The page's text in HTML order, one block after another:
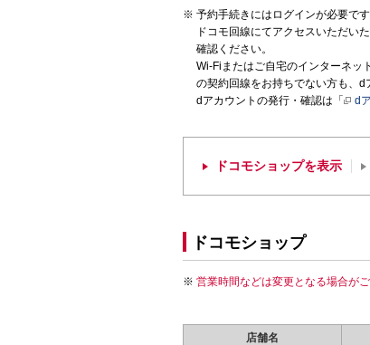
予約手続きにはログインが必要です
ドコモ回線にてアクセスいただい
確認ください。
Wi-Fiまたはご自宅のインターネッ
の契約回線をお持ちでない方も、d
dアカウントの発行・確認は「
d
ドコモショップを表示
ドコモショップ
営業時間などは変更となる場合が
店舗名